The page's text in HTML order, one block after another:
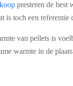
presteren de best
is toch een referentie
van pellets is
warmte in de